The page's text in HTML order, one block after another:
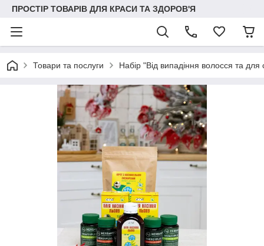
ПРОСТІР ТОВАРІВ ДЛЯ КРАСИ ТА ЗДОРОВ'Я
Товари та послуги Набір "Від випадіння волосся та для